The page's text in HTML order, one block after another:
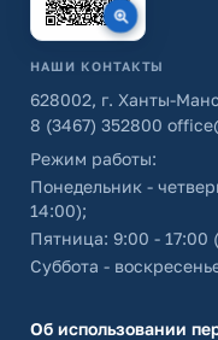
НАШИ КОНТАКТЫ
628002, г. Ханты-
8 (3467) 352800
Режим работы:
Понедельник -
14:00);
Пятница: 9:00 - 17:00
Суббота -
Об использовании